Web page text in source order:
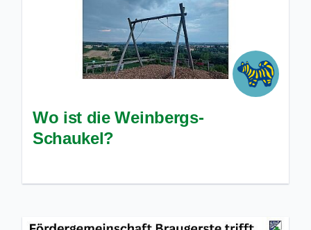
Wo ist die Weinbergs-
Schaukel?